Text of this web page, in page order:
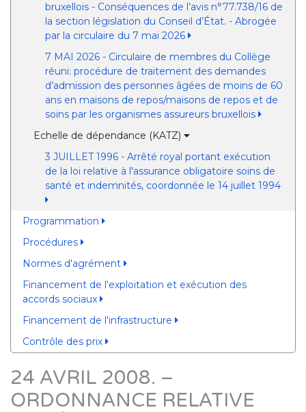
bruxellois - Conséquences de l’avis n°77.738/16 de
la section législation du Conseil d’État. - Abrogée
par la circulaire du 7 mai 2026
7 MAI 2026 - Circulaire de membres du Collège
réuni: procédure de traitement des demandes
d’admission des personnes âgées de moins de 60
ans en maisons de repos/maisons de repos et de
soins par les organismes assureurs bruxellois
Echelle de dépendance (KATZ)
3 JUILLET 1996 - Arrêté royal portant exécution
de la loi relative à l'assurance obligatoire soins de
santé et indemnités, coordonnée le 14 juillet 1994
Programmation
Procédures
Normes d'agrément
Financement de l'exploitation et exécution des
accords sociaux
Financement de l'infrastructure
Contrôle des prix
24 AVRIL 2008. –
ORDONNANCE RELATIVE